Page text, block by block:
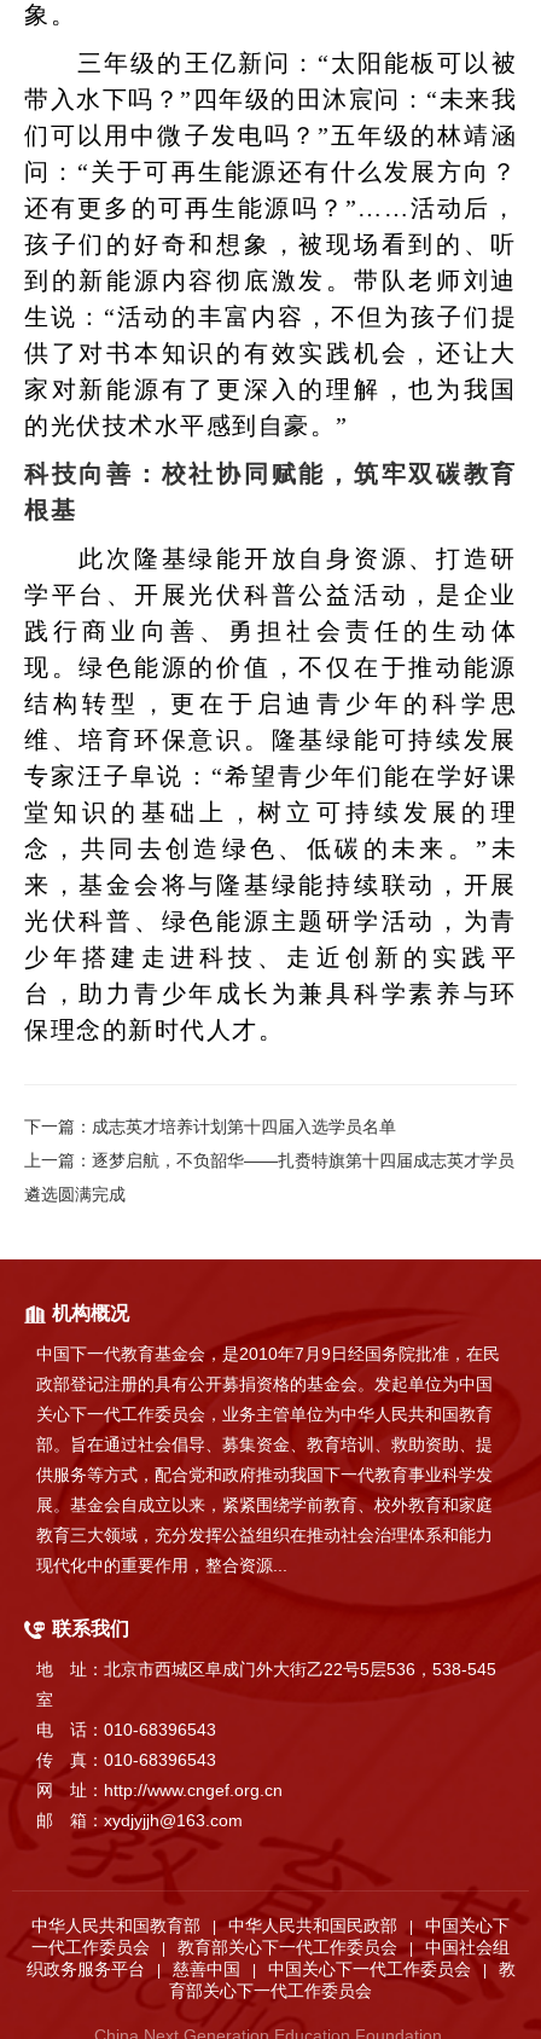
象。
三年级的王亿新问：“太阳能板可以被
带入水下吗？”四年级的田沐宸问：“未来我
们可以用中微子发电吗？”五年级的林靖涵
问：“关于可再生能源还有什么发展方向？
还有更多的可再生能源吗？”……活动后，
孩子们的好奇和想象，被现场看到的、听
到的新能源内容彻底激发。带队老师刘迪
生说：“活动的丰富内容，不但为孩子们提
供了对书本知识的有效实践机会，还让大
家对新能源有了更深入的理解，也为我国
的光伏技术水平感到自豪。”
科技向善：校社协同赋能，筑牢双碳教育
根基
此次隆基绿能开放自身资源、打造研
学平台、开展光伏科普公益活动，是企业
践行商业向善、勇担社会责任的生动体
现。绿色能源的价值，不仅在于推动能源
结构转型，更在于启迪青少年的科学思
维、培育环保意识。隆基绿能可持续发展
专家汪子阜说：“希望青少年们能在学好课
堂知识的基础上，树立可持续发展的理
念，共同去创造绿色、低碳的未来。”未
来，基金会将与隆基绿能持续联动，开展
光伏科普、绿色能源主题研学活动，为青
少年搭建走进科技、走近创新的实践平
台，助力青少年成长为兼具科学素养与环
保理念的新时代人才。
下一篇 ： 成志英才培养计划第十四届入选学员名单
上一篇 ： 逐梦启航，不负韶华——扎赉特旗第十四届成志英才学员
遴选圆满完成
机构概况
中国下一代教育基金会，是2010年7月9日经国务院批准，在民
政部登记注册的具有公开募捐资格的基金会。发起单位为中国
关心下一代工作委员会，业务主管单位为中华人民共和国教育
部。旨在通过社会倡导、募集资金、教育培训、救助资助、提
供服务等方式，配合党和政府推动我国下一代教育事业科学发
展。基金会自成立以来，紧紧围绕学前教育、校外教育和家庭
教育三大领域，充分发挥公益组织在推动社会治理体系和能力
现代化中的重要作用，整合资源...
联系我们
地 址：北京市西城区阜成门外大街乙22号5层536，538-545
室
电 话：010-68396543
传 真：010-68396543
网 址：http://www.cngef.org.cn
邮 箱：xydjyjjh@163.com
中华人民共和国教育部 中华人民共和国民政部
中国关心下
一代工作委员会
教育部关心下一代工作委员会
中国社会组
织政务服务平台
慈善中国 中国关心下一代工作委员会
教
育部关心下一代工作委员会